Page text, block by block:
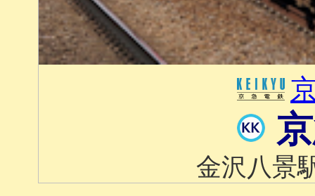
金沢八景